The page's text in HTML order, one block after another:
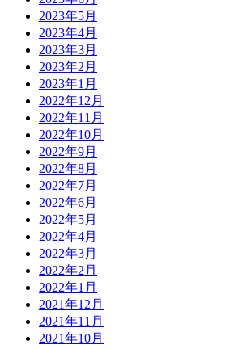
2023年5月
2023年4月
2023年3月
2023年2月
2023年1月
2022年12月
2022年11月
2022年10月
2022年9月
2022年8月
2022年7月
2022年6月
2022年5月
2022年4月
2022年3月
2022年2月
2022年1月
2021年12月
2021年11月
2021年10月